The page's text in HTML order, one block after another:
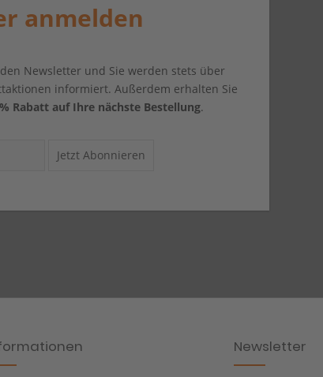
anmelden
Newsletter und Sie werden stets über
informiert. Außerdem erhalten Sie
Rabatt auf Ihre nächste Bestellung.
Jetzt Abonnieren
Newsletter